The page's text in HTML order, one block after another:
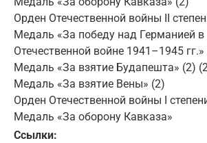
Орден Отечественной войны II
Медаль «За победу над Германией в
Отечественной войне 1941–1945 гг.»
Медаль «За взятие Будапешта» (2)
Медаль «За взятие Вены» (2)
Орден Отечественной войны I
Медаль «За оборону Кавказа»
Ссылки: